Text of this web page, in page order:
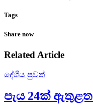
Tags
Share now
Related Article
දේශීය පුවත්
පැය 24ක්